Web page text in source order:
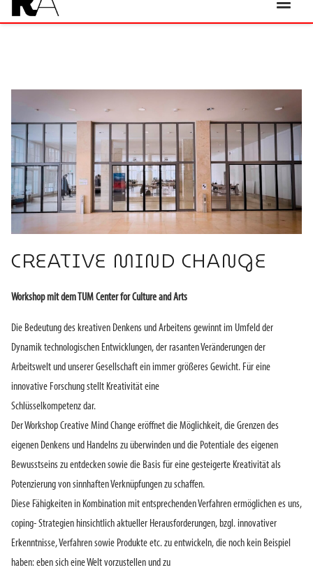
CREATIVE MIND CHANGE
Workshop mit dem TUM Center for Culture and Arts
Die Bedeutung des kreativen Denkens und Arbeitens gewinnt im Umfeld der
Dynamik technologischen Entwicklungen, der rasanten Veränderungen der
Arbeitswelt und unserer Gesellschaft ein immer größeres Gewicht. Für eine
innovative Forschung stellt Kreativität eine
Schlüsselkompetenz dar.
Der Workshop Creative Mind Change eröffnet die Möglichkeit, die Grenzen des
eigenen Denkens und Handelns zu überwinden und die Potentiale des eigenen
Bewusstseins zu entdecken sowie die Basis für eine gesteigerte Kreativität als
Potenzierung von sinnhaften Verknüpfungen zu schaffen.
Diese Fähigkeiten in Kombination mit entsprechenden Verfahren ermöglichen es uns,
coping- Strategien hinsichtlich aktueller Herausforderungen, bzgl. innovativer
Erkenntnisse, Verfahren sowie Produkte etc. zu entwickeln, die noch kein Beispiel
haben: eben sich eine Welt vorzustellen und zu